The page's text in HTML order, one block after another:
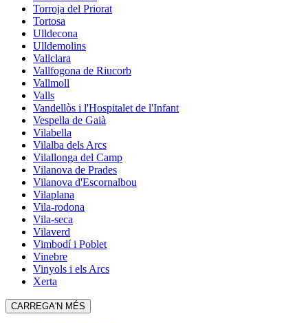
Torroja del Priorat
Tortosa
Ulldecona
Ulldemolins
Vallclara
Vallfogona de Riucorb
Vallmoll
Valls
Vandellòs i l'Hospitalet de l'Infant
Vespella de Gaià
Vilabella
Vilalba dels Arcs
Vilallonga del Camp
Vilanova de Prades
Vilanova d'Escornalbou
Vilaplana
Vila-rodona
Vila-seca
Vilaverd
Vimbodí i Poblet
Vinebre
Vinyols i els Arcs
Xerta
CARREGA'N MÉS